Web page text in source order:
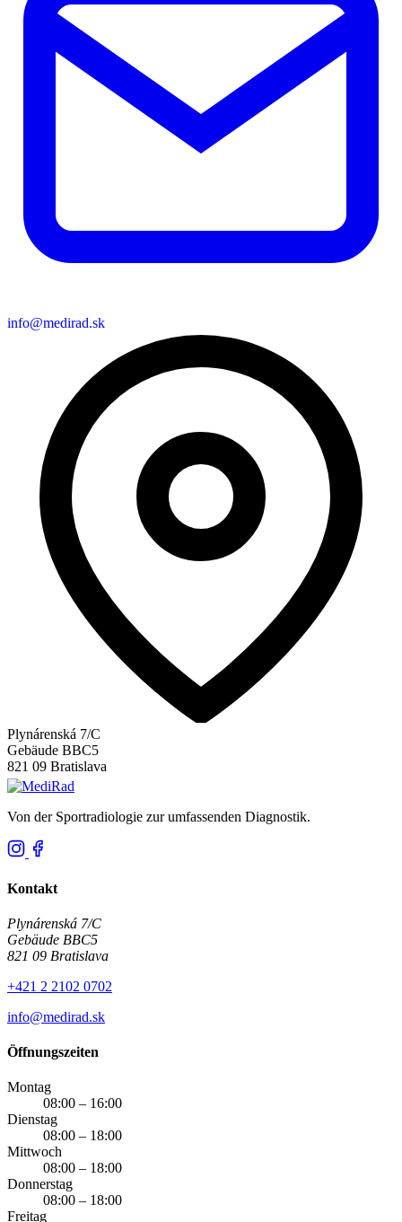
info@medirad.sk
Plynárenská 7/C
Gebäude BBC5
821 09 Bratislava
Von der Sportradiologie zur umfassenden Diagnostik.
Kontakt
Plynárenská 7/C
Gebäude BBC5
821 09 Bratislava
+421 2 2102 0702
info@medirad.sk
Öffnungszeiten
Montag
08:00 – 16:00
Dienstag
08:00 – 18:00
Mittwoch
08:00 – 18:00
Donnerstag
08:00 – 18:00
Freitag